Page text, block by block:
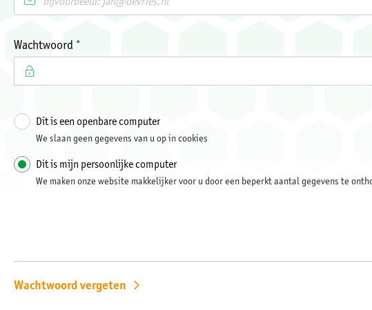
Wachtwoord *
LoginDit is een openbare computer
We slaan geen gegevens van u op in cookies
Dit is mijn persoonlijke computer
We maken onze website makkelijker voor u door een beperkt aantal gegevens te
Wachtwoord vergeten